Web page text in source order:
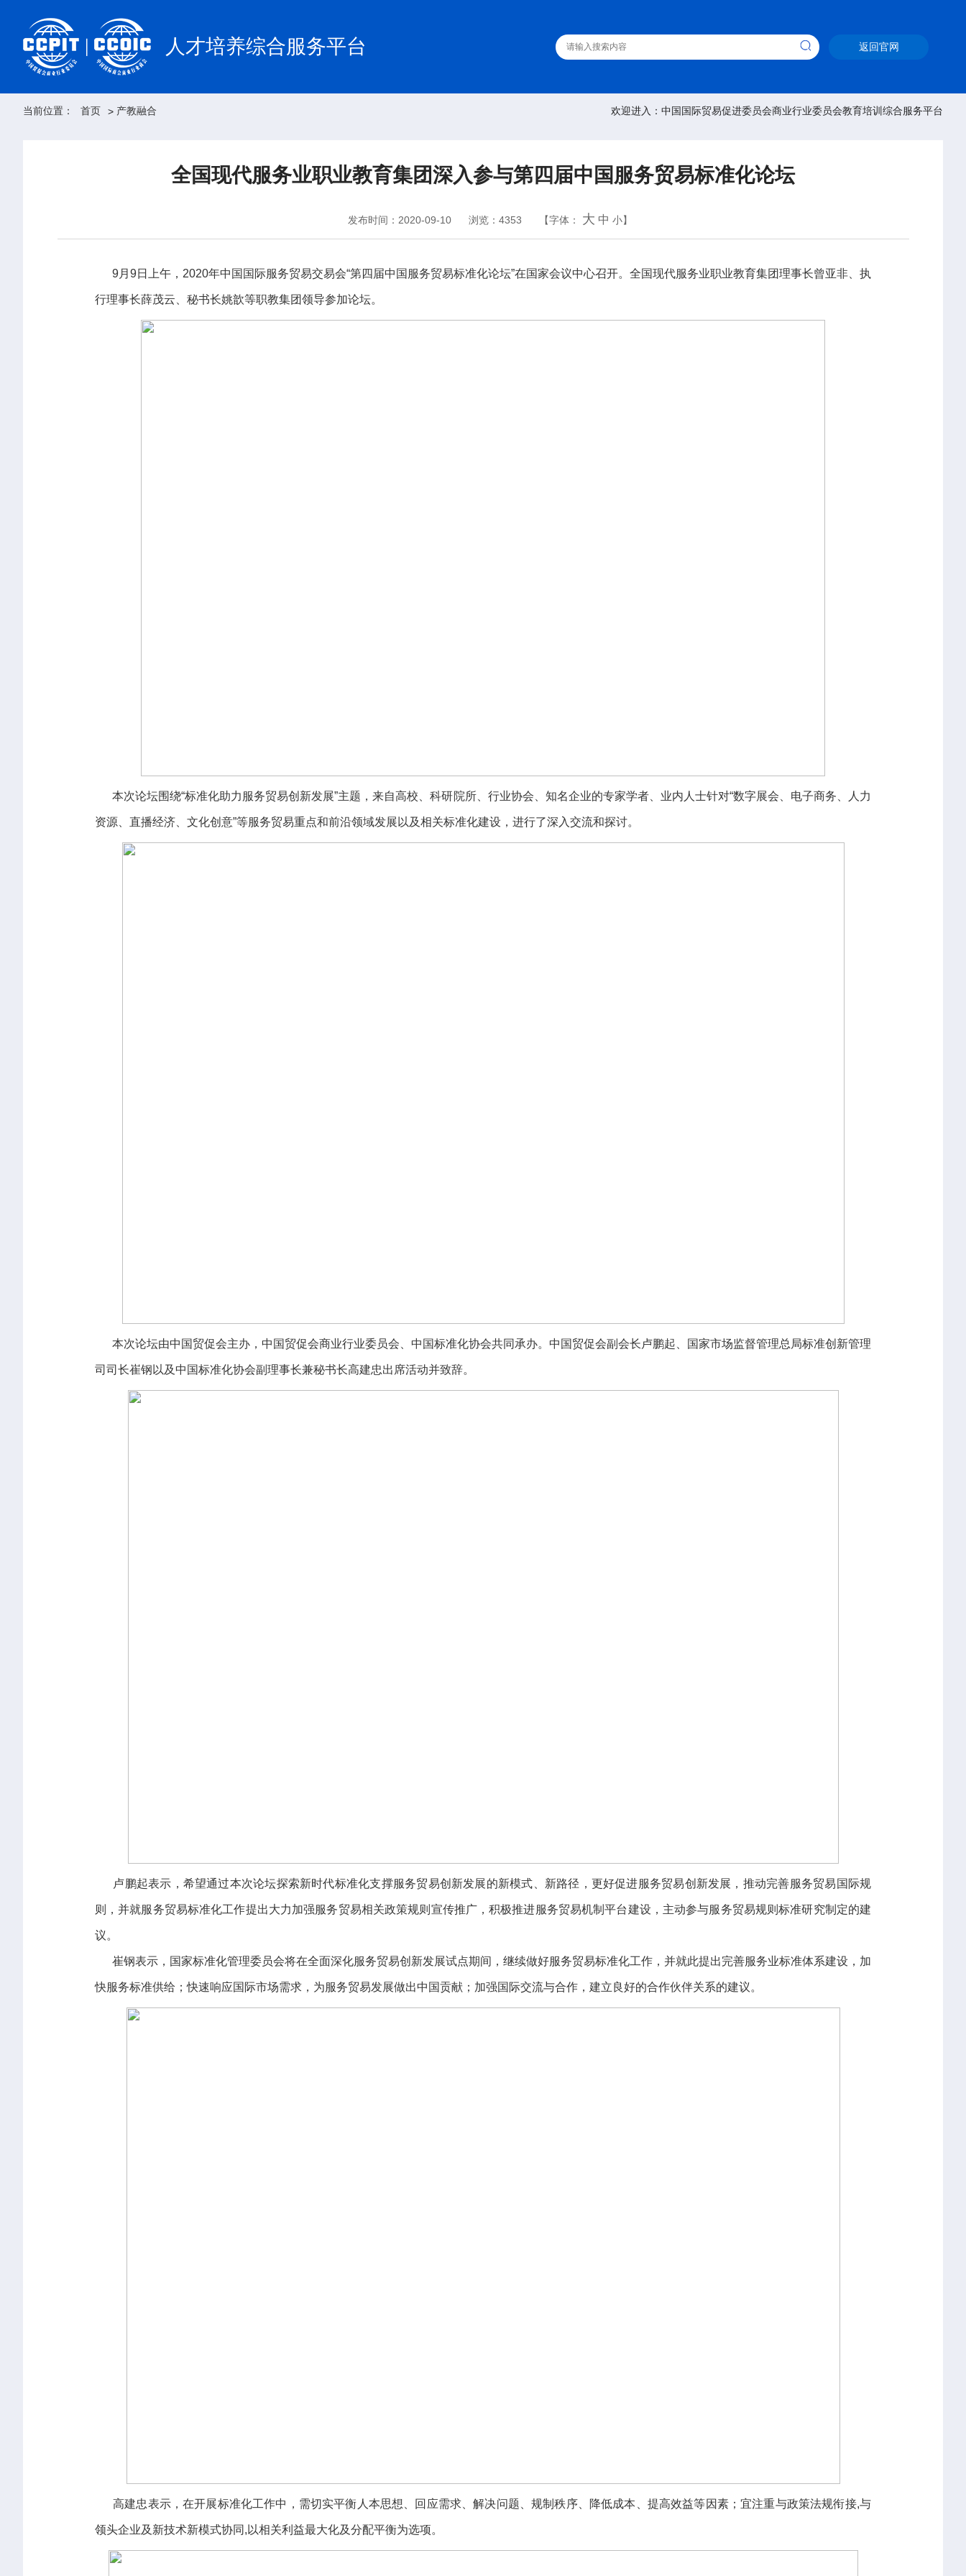
人才培养综合服务平台 返回官网
当前位置： 首页 > 产教融合 欢迎进入：中国国际贸易促进委员会商业行业委员会教育培训综合服务平台
全国现代服务业职业教育集团深入参与第四届中国服务贸易标准化论坛
发布时间：2020-09-10 浏览：4353 【字体： 大 中 小】
9月9日上午，2020年中国国际服务贸易交易会“第四届中国服务贸易标准化论坛”在国家会议中心召开。全国现代服务业职业教育集团理事长曾亚非、执
行理事长薛茂云、秘书长姚歆等职教集团领导参加论坛。
本次论坛围绕“标准化助力服务贸易创新发展”主题，来自高校、科研院所、行业协会、知名企业的专家学者、业内人士针对“数字展会、电子商务、人力
资源、直播经济、文化创意”等服务贸易重点和前沿领域发展以及相关标准化建设，进行了深入交流和探讨。
本次论坛由中国贸促会主办，中国贸促会商业行业委员会、中国标准化协会共同承办。中国贸促会副会长卢鹏起、国家市场监督管理总局标准创新管理
司司长崔钢以及中国标准化协会副理事长兼秘书长高建忠出席活动并致辞。
卢鹏起表示，希望通过本次论坛探索新时代标准化支撑服务贸易创新发展的新模式、新路径，更好促进服务贸易创新发展，推动完善服务贸易国际规
则，并就服务贸易标准化工作提出大力加强服务贸易相关政策规则宣传推广，积极推进服务贸易机制平台建设，主动参与服务贸易规则标准研究制定的建
议。
崔钢表示，国家标准化管理委员会将在全面深化服务贸易创新发展试点期间，继续做好服务贸易标准化工作，并就此提出完善服务业标准体系建设，加
快服务标准供给；快速响应国际市场需求，为服务贸易发展做出中国贡献；加强国际交流与合作，建立良好的合作伙伴关系的建议。
高建忠表示，在开展标准化工作中，需切实平衡人本思想、回应需求、解决问题、规制秩序、降低成本、提高效益等因素；宜注重与政策法规衔接,与
领头企业及新技术新模式协同,以相关利益最大化及分配平衡为选项。